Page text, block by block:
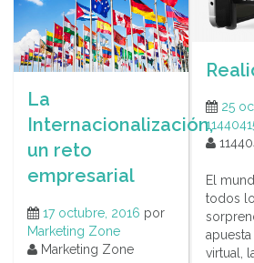
25
El
todos
virtual,
La
Internacionalización,
un reto
empresarial
17 octubre, 2016 por
Marketing Zone
Marketing Zone